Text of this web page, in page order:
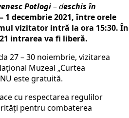
Potlogi–deschis în
1 decembrie 2021, între orele
vizitator intră la ora 15:30. În
intrarea va fi liberă.
27 – 30 noiembrie, vizitarea
Muzeal „Curtea
este gratuită.
cu respectarea regulilor
pentru combaterea